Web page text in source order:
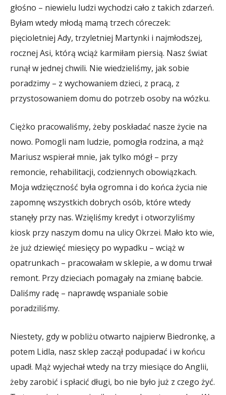
głośno – niewielu ludzi wychodzi cało z takich zdarzeń.
Byłam wtedy młodą mamą trzech córeczek:
pięcioletniej Ady, trzyletniej Martynki i najmłodszej,
rocznej Asi, którą wciąż karmiłam piersią. Nasz świat
runął w jednej chwili. Nie wiedzieliśmy, jak sobie
poradzimy – z wychowaniem dzieci, z pracą, z
przystosowaniem domu do potrzeb osoby na wózku.
Ciężko pracowaliśmy, żeby poskładać nasze życie na
nowo. Pomogli nam ludzie, pomogła rodzina, a mąż
Mariusz wspierał mnie, jak tylko mógł – przy
remoncie, rehabilitacji, codziennych obowiązkach.
Moja wdzięczność była ogromna i do końca życia nie
zapomnę wszystkich dobrych osób, które wtedy
stanęły przy nas. Wzięliśmy kredyt i otworzyliśmy
kiosk przy naszym domu na ulicy Okrzei. Mało kto wie,
że już dziewięć miesięcy po wypadku – wciąż w
opatrunkach – pracowałam w sklepie, a w domu trwał
remont. Przy dzieciach pomagały na zmianę babcie.
Daliśmy radę – naprawdę wspaniale sobie
poradziliśmy.
Niestety, gdy w pobliżu otwarto najpierw Biedronkę, a
potem Lidla, nasz sklep zaczął podupadać i w końcu
upadł. Mąż wyjechał wtedy na trzy miesiące do Anglii,
żeby zarobić i spłacić długi, bo nie było już z czego żyć.